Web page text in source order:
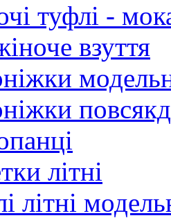
туфлі -
взуття
літні
літні